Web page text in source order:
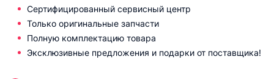
Сертифицированный сервисный центр
Только оригинальные запчасти
Полную комплектацию товара
Эксклюзивные предложения и подарки от поставщика!